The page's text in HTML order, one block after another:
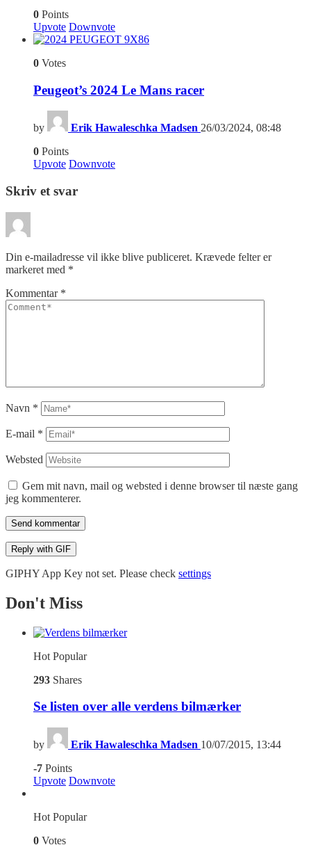
0 Points
Upvote Downvote
6
0 Votes
Peugeot’s 2024 Le Mans racer
by Erik Hawaleschka Madsen 26/03/2024, 08:48
0 Points
Upvote Downvote
Skriv et svar
Din e-mailadresse vil ikke blive publiceret. Krævede felter er
markeret med *
Kommentar *
Navn *
E-mail *
Websted
Gem mit navn, mail og websted i denne browser til næste gang
jeg kommenterer.
Send kommentar
Reply with GIF
GIPHY App Key not set. Please check settings
Don't Miss
Hot Popular
293 Shares
Se listen over alle verdens bilmærker
by Erik Hawaleschka Madsen 10/07/2015, 13:44
-7 Points
Upvote Downvote
Hot Popular
0 Votes